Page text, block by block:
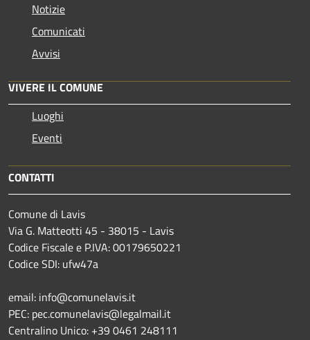
Notizie
Comunicati
Avvisi
VIVERE IL COMUNE
Luoghi
Eventi
CONTATTI
Comune di Lavis
Via G. Matteotti 45 - 38015 - Lavis
Codice Fiscale e P.IVA: 00179650221
Codice SDI: ufw47a
email: info@comunelavis.it
PEC: pec.comunelavis@legalmail.it
Centralino Unico: +39 0461 248111